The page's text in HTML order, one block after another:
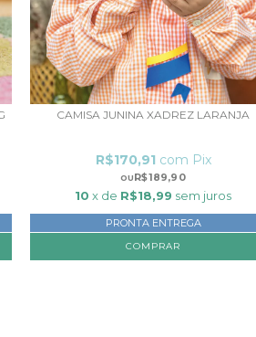
CAMISA JUNINA XADREZ LARANJA
R$189,90
R$170,91 com Pix
10 x de R$18,99 sem juros
PRONTA ENTREGA
COMPRAR